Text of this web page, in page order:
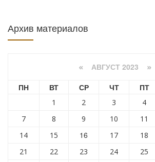
Архив материалов
« АВГУСТ 2023 »
ПН ВТ СР ЧТ ПТ
1 2 3 4
7 8 9 10 11
14 15 16 17 18
21
22 23 24 25